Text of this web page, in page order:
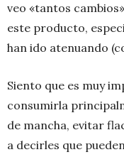
veo «tantos
este producto,
han ido atenuando
Siento que es muy
consumirla
de mancha, evitar
a decirles que